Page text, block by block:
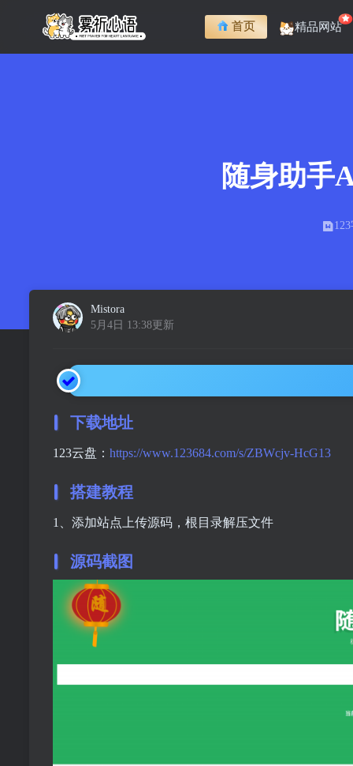
随身助手
首页 精品网站
Mistora
5月4日 13:38更新
下载地址
123云盘： https://www.123684.com/s/ZBWcjv-HcG13
搭建教程
1、添加站点上传源码，根目录解压文件
源码截图